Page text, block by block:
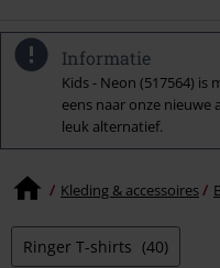
Informatie
Kids - Neon (517564) is
eens naar onze nieuwe
leuk alternatief.
Kleding & accessoires
Ringer T-shirts (40)